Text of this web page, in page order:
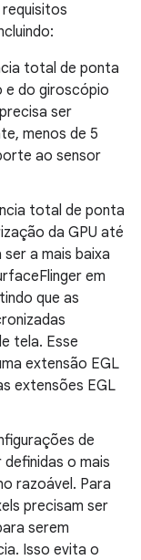
total de ponta
e do giroscópio
ser
menos de 5
ao sensor
total de ponta
da GPU até
a mais baixa
em
que as
tela. Esse
extensão EGL
extensões EGL
de
o mais
razoável. Para
precisam ser
serem
Isso evita o